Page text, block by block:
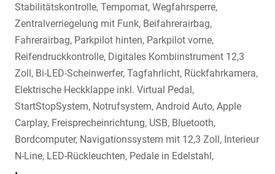
Stabilitätskontrolle, Tempomat, Wegfahrsperre,
Zentralverriegelung mit Funk, Beifahrerairbag,
Fahrerairbag, Parkpilot hinten, Parkpilot vorne,
Reifendruckkontrolle, Digitales Kombiinstrument 12,3
Zoll, Bi-LED-Scheinwerfer, Tagfahrlicht, Rückfahrkamera,
Elektrische Heckklappe inkl. Virtual Pedal,
StartStopSystem, Notrufsystem, Android Auto, Apple
Carplay, Freisprecheinrichtung, USB, Bluetooth,
Bordcomputer, Navigationssystem mit 12,3 Zoll, Interieur
N-Line, LED-Rückleuchten, Pedale in Edelstahl,